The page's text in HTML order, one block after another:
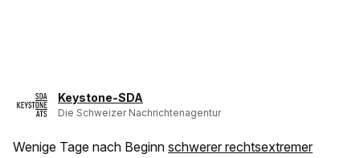
Keystone-SDA
Die Schweizer Nachrichtenagentur
Wenige Tage nach Beginn schwerer rechtsextremer